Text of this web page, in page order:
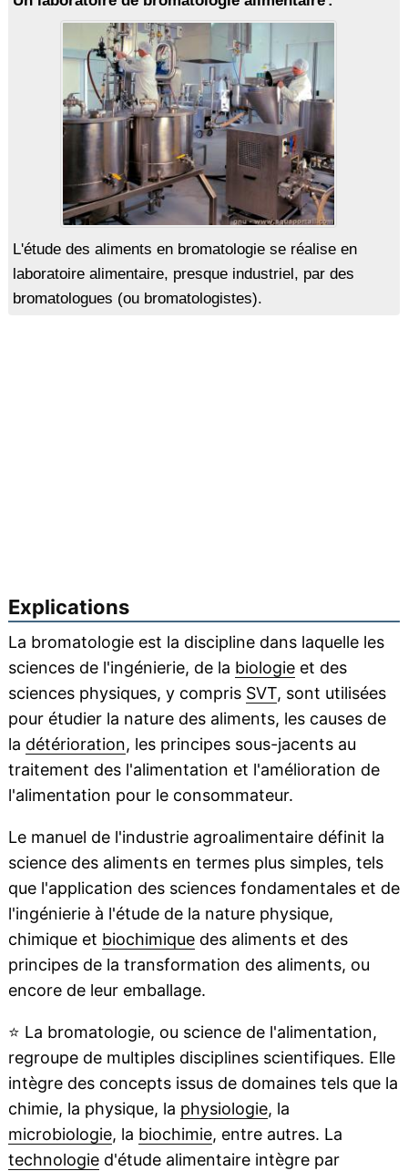
L'étude des aliments en bromatologie se réalise en
laboratoire alimentaire, presque industriel, par des
bromatologues (ou bromatologistes).
Explications
La bromatologie est la discipline dans laquelle les
sciences de l'ingénierie, de la biologieet des
sciences physiques, y compris SVT, sont utilisées
pour étudier la nature des aliments, les causes de
la détérioration, les principes sous-jacents au
traitement des l'alimentation et l'amélioration de
l'alimentation pour le consommateur.
Le manuel de l'industrie agroalimentaire définit la
science des aliments en termes plus simples, tels
que l'application des sciences fondamentales et de
l'ingénierie à l'étude de la nature physique,
chimique et biochimiquedes aliments et des
principes de la transformation des aliments, ou
encore de leur emballage.
⭐ La bromatologie, ou science de l'alimentation,
regroupe de multiples disciplines scientifiques. Elle
intègre des concepts issus de domaines tels que la
chimie, la physique, la physiologie, la
microbiologie, la biochimie, entre autres. La
technologied'étude alimentaire intègre par